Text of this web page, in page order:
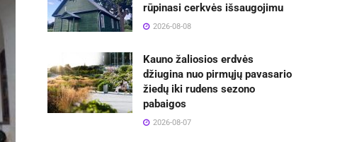
rūpinasi cerkvės išsaugojimu
2026-08-08
Kauno žaliosios erdvės
džiugina nuo pirmųjų pavasario
žiedų iki rudens sezono
pabaigos
2026-08-07